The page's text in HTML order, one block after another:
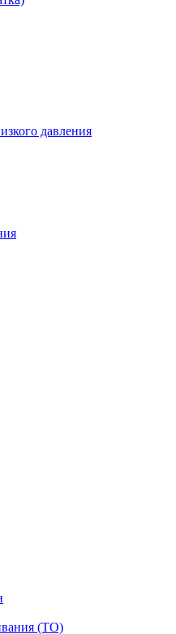
давления
(ТО)